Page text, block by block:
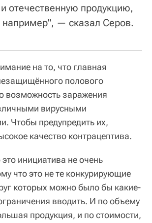
отечественную продукцию,
например", — сказал Серов.
на то, что главная
полового
возможность заражения
вирусными
Чтобы предупредить их,
качество контрацептива.
инициатива не очень
что это не те конкурирующие
которых можно было бы какие-
вводить. И по объему
продукция, и по стоимости,